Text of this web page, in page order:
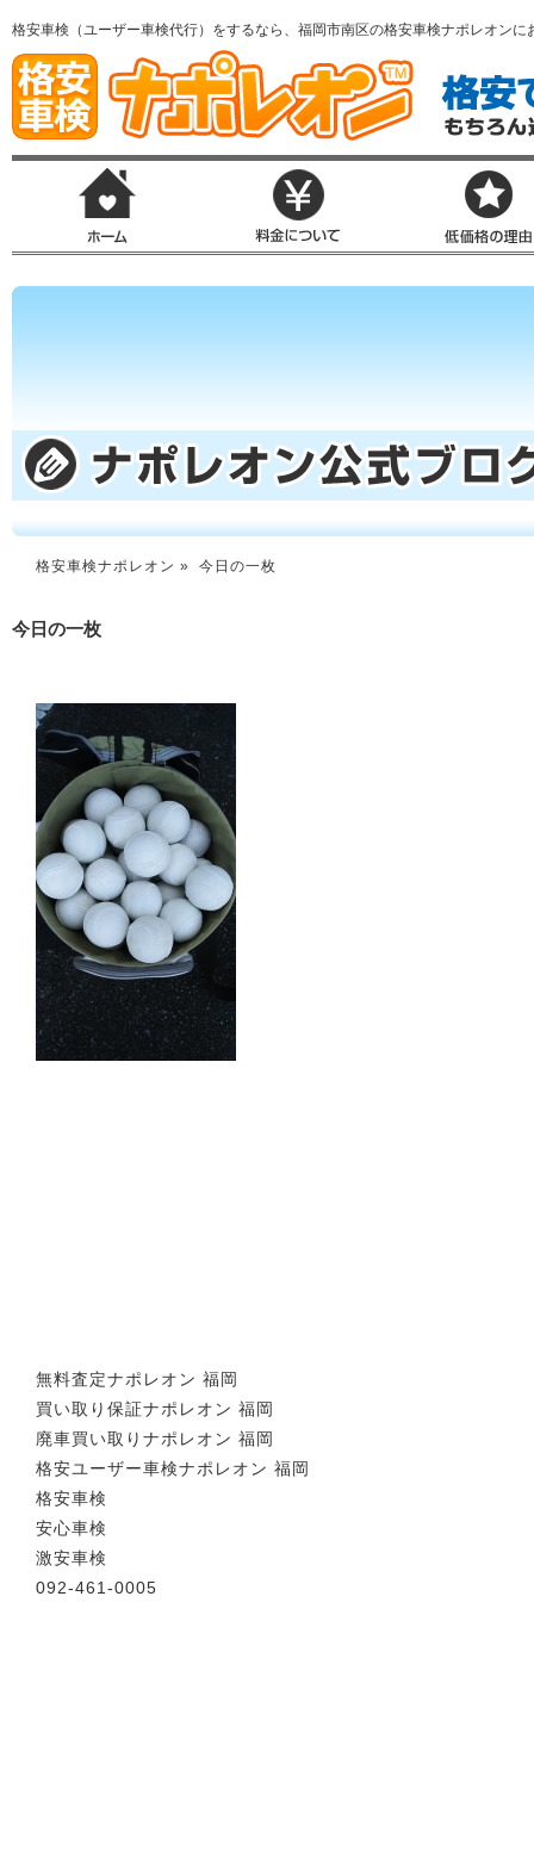
格安車検（ユーザー車検代行）をするなら、福岡市南区の格安車検ナポレオンに
格安車検ナポレオン » 今日の一枚
今日の一枚
無料査定ナポレオン 福岡
買い取り保証ナポレオン 福岡
廃車買い取りナポレオン 福岡
格安ユーザー車検ナポレオン 福岡
格安車検
安心車検
激安車検
092-461-0005